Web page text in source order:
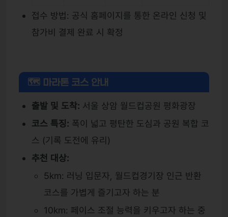
접수 방법: 공식 홈페이지를 통한 온라인 신청 및
참가비 결제 완료 시 확정
🗺 마라톤 코스 안내
출발 및 도착: 서울 상암 월드컵공원 평화광장
코스 특징: 폭이 넓고 평탄한 도심과 공원 복합 코
스 (기록 도전에 유리)
추천 대상:
5km: 러닝 입문자, 월드컵경기장 인근 반환
코스를 가볍게 즐기고자 하는 분
10km: 페이스 조절 능력을 키우고자 하는 중